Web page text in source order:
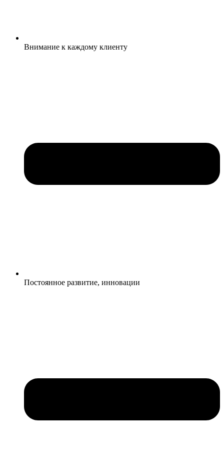
Внимание к каждому клиенту
Постоянное развитие, инновации